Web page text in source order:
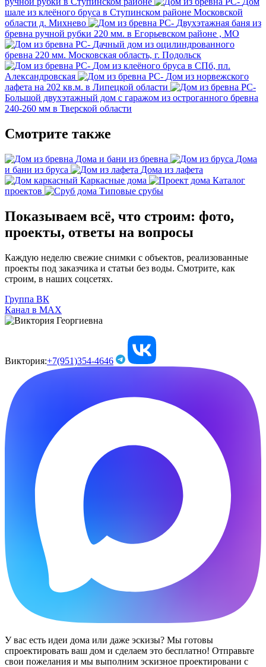
шале из клеёного бруса в Ступинском районе Московской
области д. Михнево
Двухэтажная баня из
бревна ручной рубки 220 мм. в Егорьевском районе , МО
Дачный дом из оцилиндрованного
бревна 220 мм. Московская область, г. Подольск
Дом из клеёного бруса в СПб, пл.
Александровская
Дом из норвежского
лафета на 202 кв.м. в Липецкой области
Большой двухэтажный дом с гаражом из остроганного бревна
240-260 мм в Тверской области
Смотрите также
Дома и бани из бревна
Дома
и бани из бруса
Дома из лафета
Каркасные дома
Каталог
проектов
Типовые срубы
Показываем всё, что строим: фото,
проекты, ответы на вопросы
Каждую неделю свежие снимки с объектов, реализованные
проекты под заказчика и статьи без воды. Смотрите, как
строим, в наших соцсетях.
Группа ВК
Канал в МАХ
Виктория:+7(951)354-4646
У вас есть идеи дома или даже эскизы? Мы готовы
спроектировать ваш дом и сделаем это бесплатно! Отправьте
свои пожелания и мы выполним эскизное проектировани с